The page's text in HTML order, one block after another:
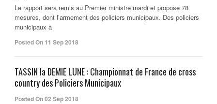
Le rapport sera remis au Premier ministre mardi et propose 78
mesures, dont l’armement des policiers municipaux. Des policiers
municipaux à
Posted On 11 Sep 2018
TASSIN la DEMIE LUNE : Championnat de France de cross
country des Policiers Municipaux
Posted On 02 Sep 2018